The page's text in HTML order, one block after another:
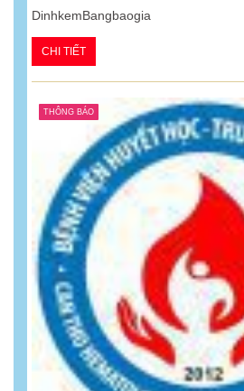
DinhkemBangbaogia
CHI TIẾT
THÔNG BÁO